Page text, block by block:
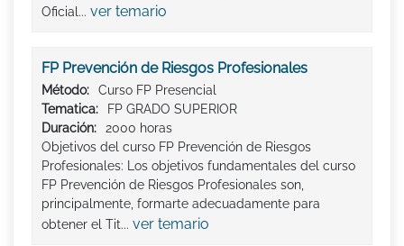
Oficial... ver temario
FP Prevención de Riesgos Profesionales
Método:
Curso FP Presencial
Tematica:
FP GRADO SUPERIOR
Duración:
2000 horas
Objetivos del curso FP Prevención de Riesgos
Profesionales: Los objetivos fundamentales del curso
FP Prevención de Riesgos Profesionales son,
principalmente, formarte adecuadamente para
obtener el Tit... ver temario